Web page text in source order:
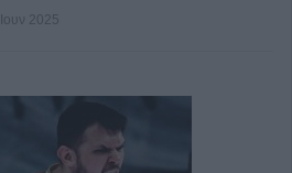
Ιουν 2025